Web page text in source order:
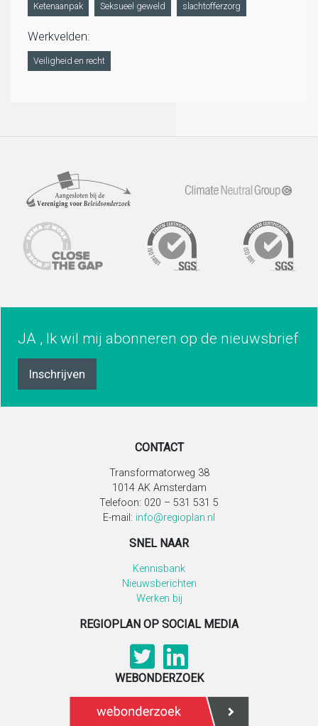
Ketenaanpak Seksueel geweld slachtofferzorg
Werkvelden:
Veiligheid en recht
JA , Ik wil mij abonneren op de nieuwsbrief
Inschrijven
CONTACT
Transformatorweg 38
1014 AK Amsterdam
Telefoon: 020 – 531 531 5
E-mail: info@regioplan.nl
SNEL NAAR
Kennisbank
Nieuwsberichten
Werken bij
REGIOPLAN OP SOCIAL MEDIA
WEBONDERZOEK